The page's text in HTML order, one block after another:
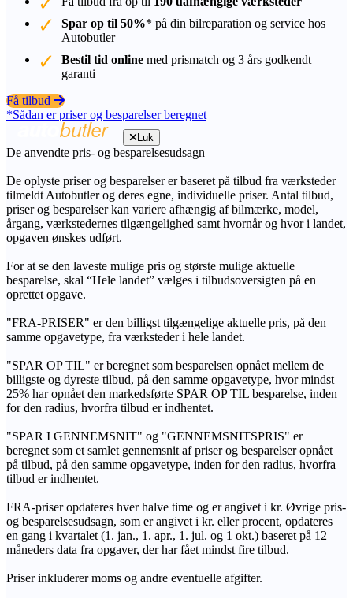
Spar op til 50%* på din bilreparation og service hos
Autobutler
Bestil tid online med prismatch og 3 års godkendt
garanti
Få tilbud
*Sådan er priser og besparelser beregnet
Luk
De anvendte pris- og besparelsesudsagn
De oplyste priser og besparelser er baseret på tilbud fra værksteder
tilmeldt Autobutler og deres egne, individuelle priser. Antal tilbud,
priser og besparelser kan variere afhængig af bilmærke, model,
årgang, værkstedernes tilgængelighed samt hvornår og hvor i landet,
opgaven ønskes udført.
For at se den laveste mulige pris og største mulige aktuelle
besparelse, skal “Hele landet” vælges i tilbudsoversigten på en
oprettet opgave.
"FRA-PRISER" er den billigst tilgængelige aktuelle pris, på den
samme opgavetype, fra værksteder i hele landet.
"SPAR OP TIL" er beregnet som besparelsen opnået mellem de
billigste og dyreste tilbud, på den samme opgavetype, hvor mindst
25% har opnået den markedsførte SPAR OP TIL besparelse, inden
for den radius, hvorfra tilbud er indhentet.
"SPAR I GENNEMSNIT" og "GENNEMSNITSPRIS" er
beregnet som et samlet gennemsnit af priser og besparelser opnået
på tilbud, på den samme opgavetype, inden for den radius, hvorfra
tilbud er indhentet.
FRA-priser opdateres hver halve time og er angivet i kr. Øvrige pris-
og besparelsesudsagn, som er angivet i kr. eller procent, opdateres
en gang i kvartalet (1. jan., 1. apr., 1. jul. og 1 okt.) baseret på 12
måneders data fra opgaver, der har fået mindst fire tilbud.
Priser inkluderer moms og andre eventuelle afgifter.